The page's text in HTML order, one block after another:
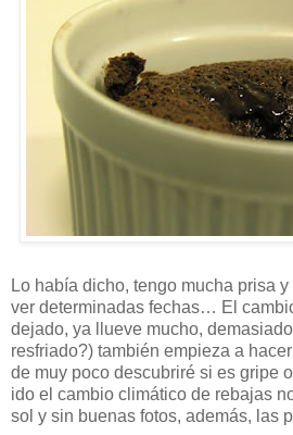
Lo había dicho, tengo mucha prisa
ver determinadas fechas… El
dejado, ya llueve mucho,
resfriado?) también empieza a
de muy poco descubriré si es gripe
ido el cambio climático de rebajas
sol y sin buenas fotos, además, las